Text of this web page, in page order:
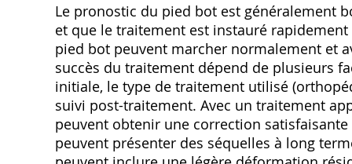
Le pronostic du pied bot est généralement
et que le traitement est instauré
pied bot peuvent marcher normalement et
succès du traitement dépend de plusieurs
initiale, le type de traitement utilisé
suivi post-traitement. Avec un traitement
peuvent obtenir une correction
peuvent présenter des séquelles à long